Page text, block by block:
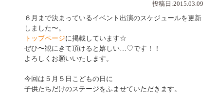
投稿日:2015.03.09
６月まで決まっているイベント出演のスケジュールを更新
しました〜。
トップページに掲載しています☆
ぜひ〜観にきて頂けると嬉しい…♡です！！
よろしくお願いいたします。
今回は５月５日こどもの日に
子供たちだけのステージをふませていただきます。